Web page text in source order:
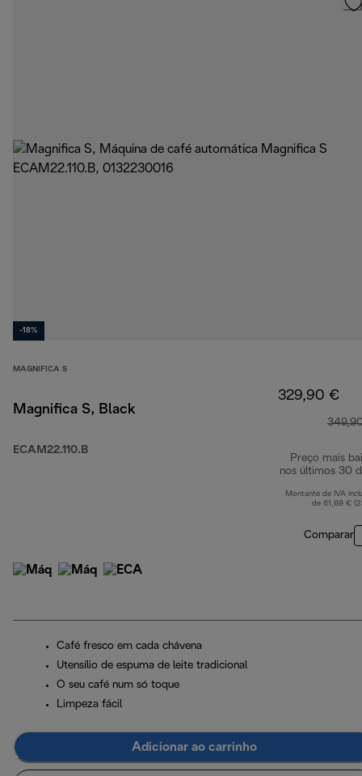
-18%
MAGNIFICA S
Magnifica S, Black
ECAM22.110.B
329,90 €
Preço mais
nos últimos 30
Montante de IVA
de 61,69 €
Comparar
Café fresco em cada chávena
Utensílio de espuma de leite tradicional
O seu café num só toque
Limpeza fácil
Adicionar ao carrinho